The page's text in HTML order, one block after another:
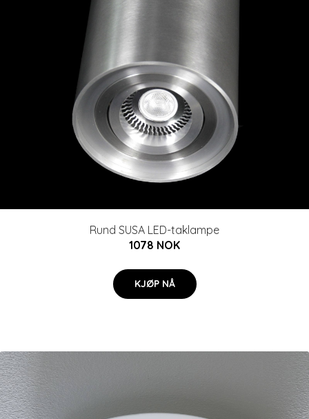
Rund SUSA LED-taklampe
1078 NOK
KJØP NÅ